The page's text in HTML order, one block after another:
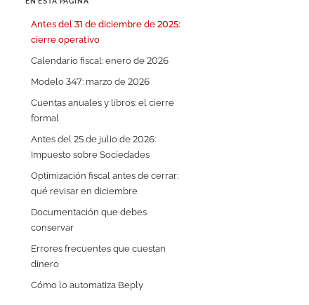
Antes del 31 de diciembre de 2025:
cierre operativo
Calendario fiscal: enero de 2026
Modelo 347: marzo de 2026
Cuentas anuales y libros: el cierre
formal
Antes del 25 de julio de 2026:
Impuesto sobre Sociedades
Optimización fiscal antes de cerrar:
qué revisar en diciembre
Documentación que debes
conservar
Errores frecuentes que cuestan
dinero
Cómo lo automatiza Beply